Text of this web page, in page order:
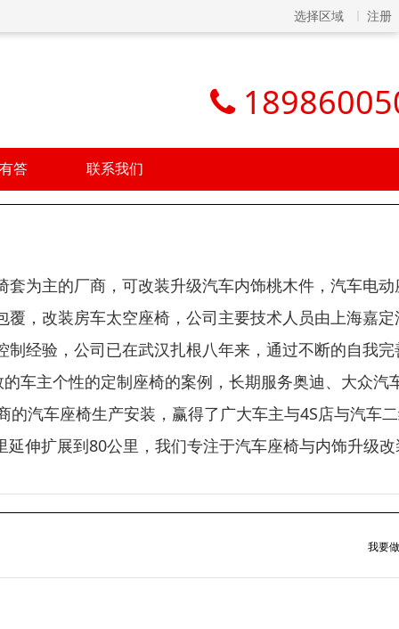
选择区域 注册
答 联系我们
为主的厂商，可改装升级汽车内饰桃木件，汽车电动
，改装房车太空座椅，公司主要技术人员由上海嘉定
经验，公司已在武汉扎根八年来，通过不断的自我完
车主个性的定制座椅的案例，长期服务奥迪、大众汽
汽车座椅生产安装，赢得了广大车主与4S店与汽车
伸扩展到80公里，我们专注于汽车座椅与内饰升级
我要